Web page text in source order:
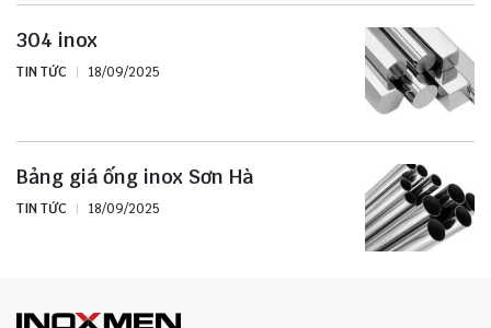
304 inox
TIN TỨC 18/09/2025
Bảng giá ống inox Sơn Hà
TIN TỨC 18/09/2025